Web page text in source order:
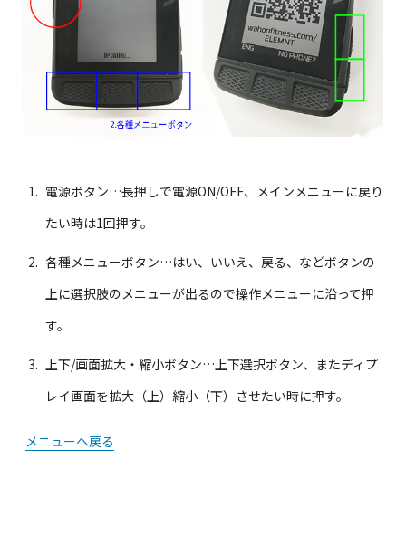
電源ボタン…長押しで電源ON/OFF、メインメニューに戻り
たい時は1回押す。
各種メニューボタン…はい、いいえ、戻る、などボタンの
上に選択肢のメニューが出るので操作メニューに沿って押
す。
上下/画面拡大・縮小ボタン…上下選択ボタン、またディプ
レイ画面を拡大（上）縮小（下）させたい時に押す。
メニューへ戻る